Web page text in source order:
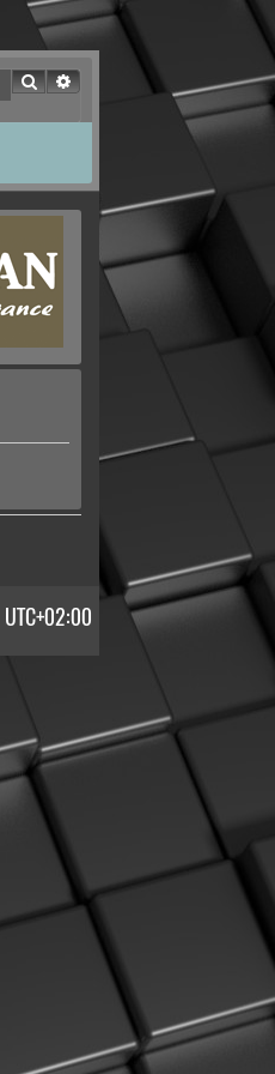
RechercherRecherche avancée
UTC+02:00